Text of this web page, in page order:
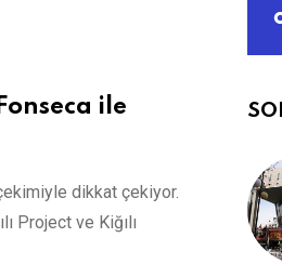
ile
dikkat çekiyor.
Project ve Kiğılı